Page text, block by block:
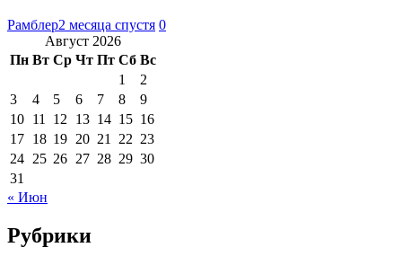
Рамблер2 месяца спустя 0
Август 2026
Пн Вт Ср Чт Пт Сб Вс
1
2
3
4 5 6 7 8
9
10 11 12 13 14 15 16
17 18 19 20 21 22 23
24 25 26 27 28 29 30
31
« Июн
Рубрики